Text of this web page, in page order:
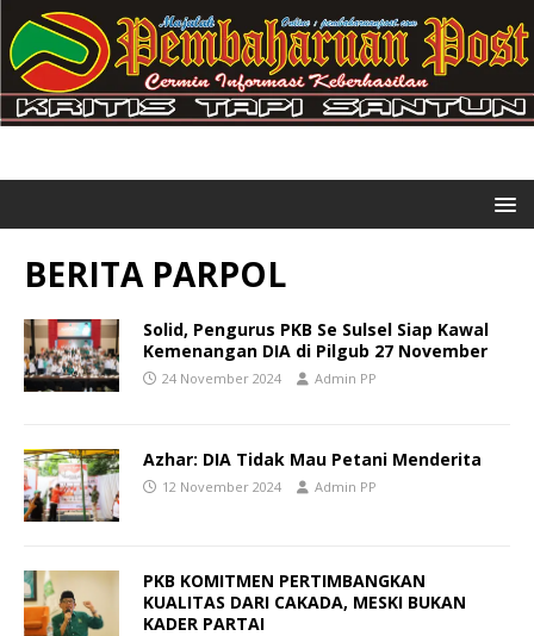
BERITA PARPOL
Solid, Pengurus PKB Se Sulsel Siap Kawal
Kemenangan DIA di Pilgub 27 November
24 November 2024 Admin PP
Azhar: DIA Tidak Mau Petani Menderita
12 November 2024 Admin PP
PKB KOMITMEN PERTIMBANGKAN
KUALITAS DARI CAKADA, MESKI BUKAN
KADER PARTAI